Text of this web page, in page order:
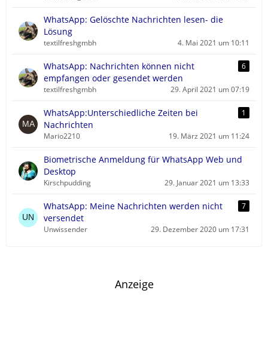
WhatsApp: Gelöschte Nachrichten lesen- die
Lösung
textilfreshgmbh 4. Mai 2021 um 10:11
WhatsApp: Nachrichten können nicht
empfangen oder gesendet werden
6
textilfreshgmbh 29. April 2021 um 07:19
WhatsApp:Unterschiedliche Zeiten bei
Nachrichten
1
Mario2210 19. März 2021 um 11:24
Biometrische Anmeldung für WhatsApp Web und
Desktop
Kirschpudding 29. Januar 2021 um 13:33
WhatsApp: Meine Nachrichten werden nicht
versendet
7
Unwissender 29. Dezember 2020 um 17:31
Anzeige